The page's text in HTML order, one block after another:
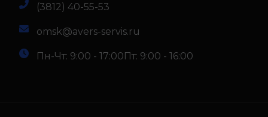
(3812) 40-55-53
omsk@avers-servis.ru
Пн-Чт: 9:00 - 17:00Пт: 9:00 - 16:00